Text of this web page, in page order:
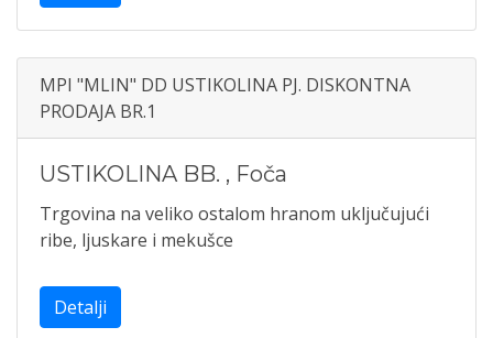
MPI "MLIN" DD USTIKOLINA PJ. DISKONTNA
PRODAJA BR.1
USTIKOLINA BB. , Foča
Trgovina na veliko ostalom hranom uključujući
ribe, ljuskare i mekušce
Detalji